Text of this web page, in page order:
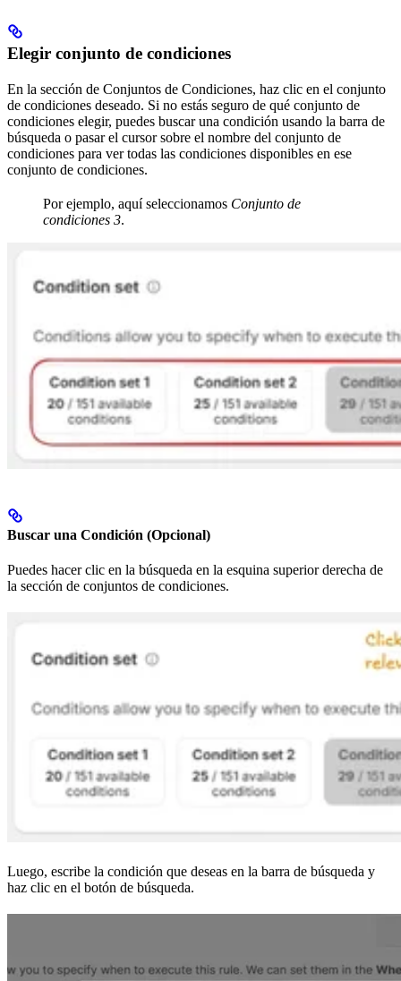
Elegir conjunto de condiciones
En la sección de Conjuntos de Condiciones, haz clic en el conjunto
de condiciones deseado. Si no estás seguro de qué conjunto de
condiciones elegir, puedes buscar una condición usando la barra de
búsqueda o pasar el cursor sobre el nombre del conjunto de
condiciones para ver todas las condiciones disponibles en ese
conjunto de condiciones.
Por ejemplo, aquí seleccionamos Conjunto de
condiciones 3.
Buscar una Condición (Opcional)
Puedes hacer clic en la búsqueda en la esquina superior derecha de
la sección de conjuntos de condiciones.
Luego, escribe la condición que deseas en la barra de búsqueda y
haz clic en el botón de búsqueda.